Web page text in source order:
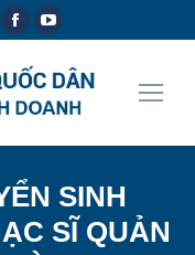
Facebook
opens
in
YouTube
opens
in
SINH
SĨ QUẢN